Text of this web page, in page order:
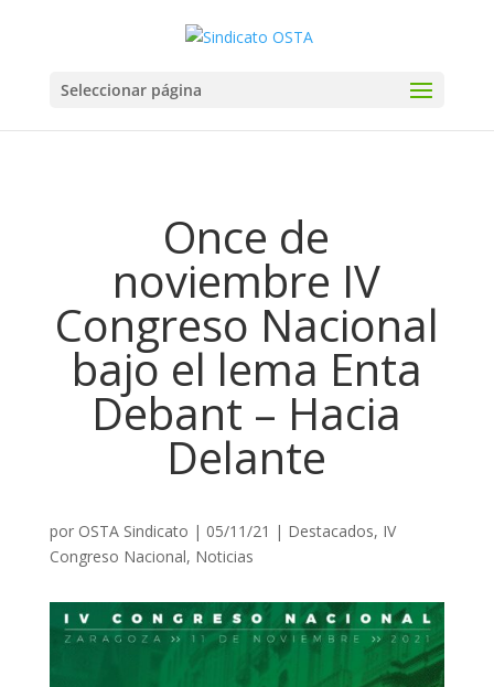
Seleccionar página
Once de
noviembre IV
Congreso Nacional
bajo el lema Enta
Debant – Hacia
Delante
por OSTA Sindicato | 05/11/21 | Destacados, IV
Congreso Nacional, Noticias